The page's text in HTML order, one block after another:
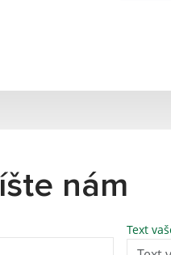
nám
Text